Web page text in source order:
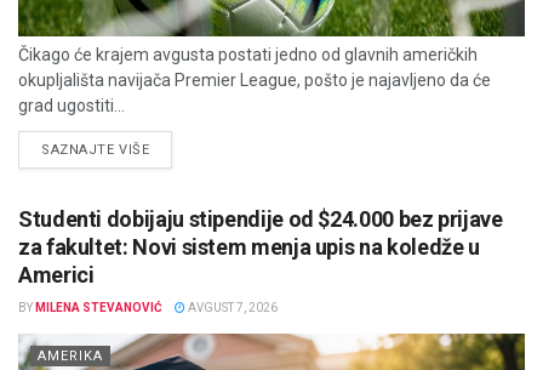
Čikago će krajem avgusta postati jedno od glavnih američkih
okupljališta navijača Premier League, pošto je najavljeno da će
grad ugostiti...
SAZNAJTE VIŠEDETAILS
Studenti dobijaju stipendije od $24.000 bez prijave
za fakultet: Novi sistem menja upis na koledže u
Americi
BY MILENA STEVANOVIĆ AVGUST 7, 2026
AMERIKA